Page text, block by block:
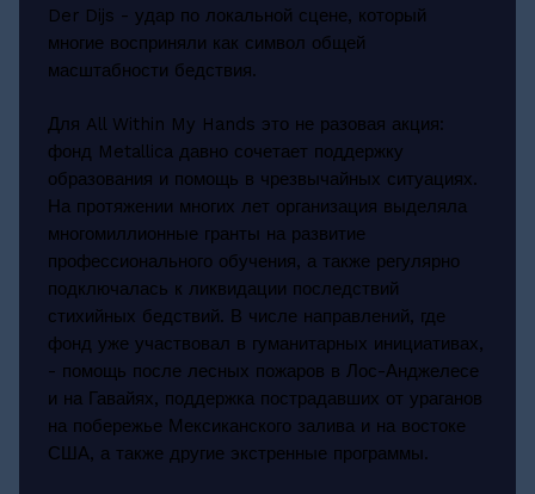
Der Dijs - удар по локальной сцене, который
многие восприняли как символ общей
масштабности бедствия.
Для All Within My Hands это не разовая акция:
фонд Metallica давно сочетает поддержку
образования и помощь в чрезвычайных ситуациях.
На протяжении многих лет организация выделяла
многомиллионные гранты на развитие
профессионального обучения, а также регулярно
подключалась к ликвидации последствий
стихийных бедствий. В числе направлений, где
фонд уже участвовал в гуманитарных инициативах,
- помощь после лесных пожаров в Лос-Анджелесе
и на Гавайях, поддержка пострадавших от ураганов
на побережье Мексиканского залива и на востоке
США, а также другие экстренные программы.